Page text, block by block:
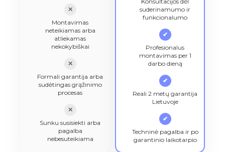
✕
Montavimas
neteikiamas arba
atliekamas
nekokybiškai
✕
Formali garantija arba
sudėtingas grąžinimo
procesas
✕
Sunku susisiekti arba
pagalba
nebesuteikiama
suderinamumo ir
funkcionalumo
✔
Profesionalus
montavimas per 1
darbo dieną
✔
Reali 2 metų garantija
Lietuvoje
✔
Techninė pagalba ir po
garantinio laikotarpio